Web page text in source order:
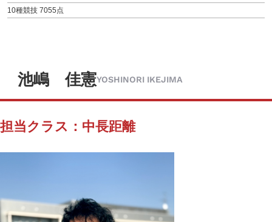
10種競技 7055点
池嶋 佳憲YOSHINORI IKEJIMA
担当クラス：中長距離